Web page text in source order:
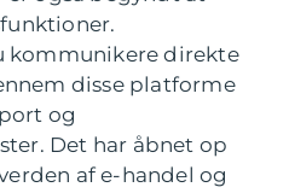
kommunikere direkte
disse platforme
og
Det har åbnet op
af e-handel og